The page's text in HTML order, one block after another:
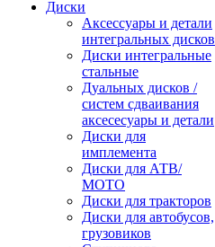
Диски
Аксессуары и детали
интегральных дисков
Диски интегральные
стальные
Дуальных дисков /
систем сдваивания
аксесесуары и детали
Диски для
имплемента
Диски для АТВ/
МОТО
Диски для тракторов
Диски для автобусов,
грузовиков